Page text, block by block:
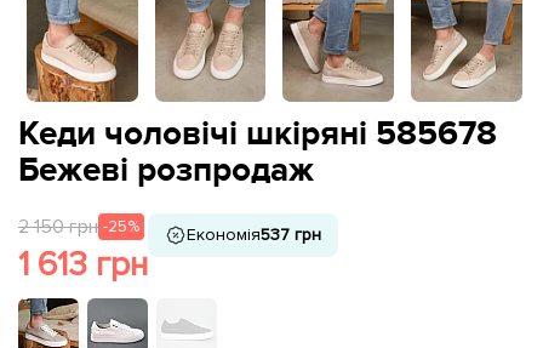
Кеди чоловічі шкіряні 585678
Бежеві розпродаж
2 150 грн -25%
1 613 грн
Економія537 грн